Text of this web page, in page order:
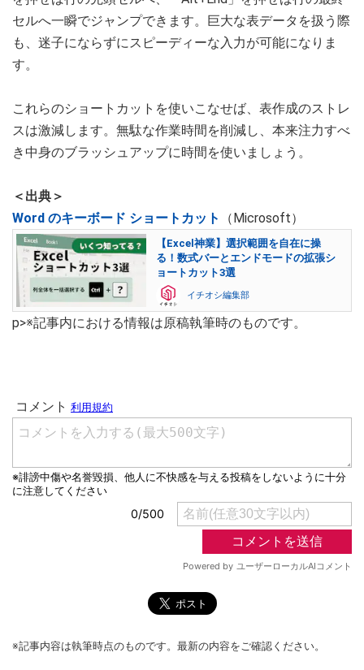
セルへ一瞬でジャンプできます。巨大な表データを扱う際
も、迷子にならずにスピーディーな入力が可能になりま
す。
これらのショートカットを使いこなせば、表作成のストレ
スは激減します。無駄な作業時間を削減し、本来注力すべ
き中身のブラッシュアップに時間を使いましょう。
＜出典＞
Word のキーボード ショートカット
（Microsoft）
【Excel神業】選択範囲を自在に操
る！数式バーとエンドモードの拡張シ
ョートカット3選
イチオシ編集部
p>※記事内における情報は原稿執筆時のものです。
※記事内容は執筆時点のものです。最新の内容をご確認ください。